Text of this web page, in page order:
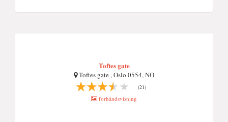
Toftes gate
Toftes gate , Oslo 0554, NO
(21)
forhåndsvisning